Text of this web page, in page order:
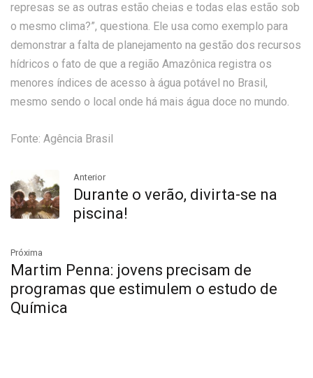
represas se as outras estão cheias e todas elas estão sob
o mesmo clima?”, questiona. Ele usa como exemplo para
demonstrar a falta de planejamento na gestão dos recursos
hídricos o fato de que a região Amazônica registra os
menores índices de acesso à água potável no Brasil,
mesmo sendo o local onde há mais água doce no mundo.
Fonte: Agência Brasil
Anterior
Durante o verão, divirta-se na
piscina!
Próxima
Martim Penna: jovens precisam de
programas que estimulem o estudo de
Química